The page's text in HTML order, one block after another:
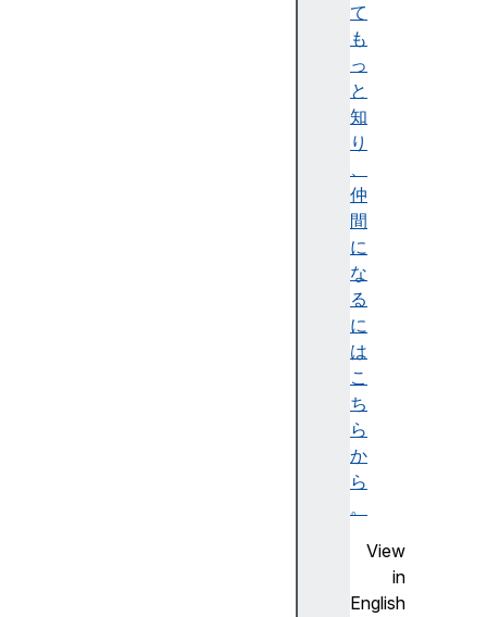
て
も
っ
と
知
り
、
仲
間
に
な
る
に
は
こ
ち
ら
か
ら
。
View
in
English